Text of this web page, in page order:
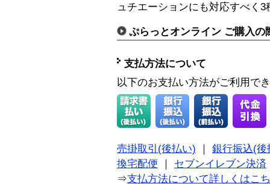
ュチエーションにも対応すべく
ぷらっとオンライン ご購入の
支払方法について
以下のお支払い方法がご利用で
売掛取引(後払い)
銀行振込(後
換宅配便
セブンイレブン決済
⇒支払方法について詳しくはこ